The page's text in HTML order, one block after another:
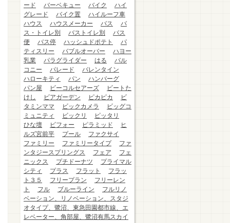
ード
バーベキュー バイク
ハイ
グレード
バイク置
ハイルーフ車
ハウス
ハウスメーカー バス
バ
ス・トイレ別
バストイレ別
バス
便
バス停 ハッシュドポテト
パ
ティスリー
バブルオーバー
ハヨー
乳業
パラグライダー はる
バル
コニー
パレード
バレンタイン
ハローキティ
パン
ハンバーグ
パン屋
ビーコルセアーズ
ビートた
けし
ビアガーデン ピカピカ
ビ
タミンママ
ビックカメラ
ビッグコ
ミュニティ
ビックリ
ピッタリ
ひな壇
ビフォー ピラミッド
ヒ
ルズ宮前平
プール
ファクサイ
ファミリー
ファミリータイプ
ファ
ンタジースプリングス
フェア
フェ
ニックス
プチドーナツ
プライマル
シティ
プラス フラット
フラッ
ト３５
フリープラン
フリーレン
ト
フル ブルーライン
フルリノ
ベーション、リノベーション、スタジ
オタイプ、鷺沼、東急田園都市線、エ
レベーター、角部屋、鷺沼有馬スカイ